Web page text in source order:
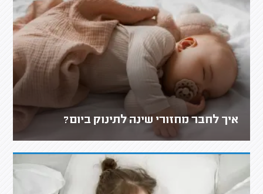
איך לחבר מחזורי שינה לתינוק ביום?